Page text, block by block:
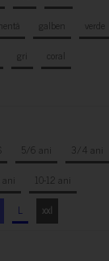
galben
verde
gri
coral
5/6 ani
3/4 ani
10-12 ani
L xxl